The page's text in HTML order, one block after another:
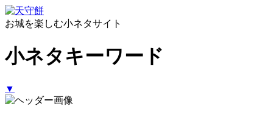
お城を楽しむ小ネタサイト
小ネタキーワード
▼